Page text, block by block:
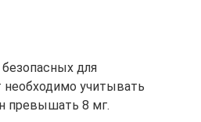
для
учитывать
превышать 8 мг.